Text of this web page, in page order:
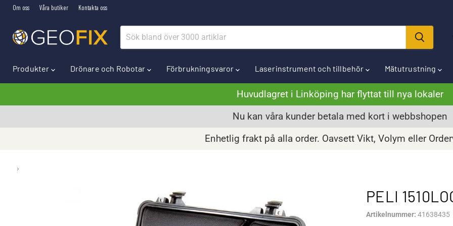
Om oss Våra butiker Kontakta oss
Produkter Drönare och Robotar Förbrukningsvaror Laserinstrument och tillbehör Mätutrustning
Huvudlagret i Linköping har flyttat till nya lokaler
Nu kan våra kunder betala med kort i webbshopen
Enhetlig frakt på alla order. Oavsett Vikt, Volym eller
›
PELI
Artikelnummer: 41638435